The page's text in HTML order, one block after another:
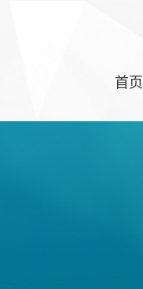
首页